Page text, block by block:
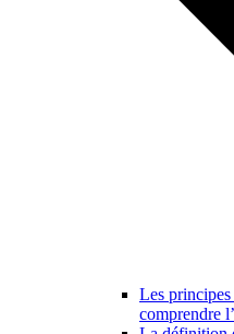
Les principes
comprendre